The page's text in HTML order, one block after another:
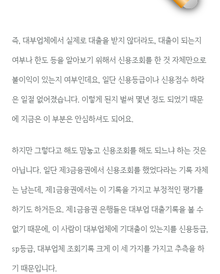
즉, 대부업체에서 실제로 대출을 받지 않더라도, 대출이 되는지
여부나 한도 등을 알아보기 위해서 신용조회를 한 것 자체만으로
불이익이 있는지 여부인데요, 일단 신용등급이나 신용점수 하락
은 일절 없어졌습니다. 이렇게 된지 벌써 몇년 정도 되었기 때문
에 지금은 이 부분은 안심하셔도 되어요.
하지만 그렇다고 해도 맘놓고 신용조회를 해도 되느냐 하는 것은
아닙니다. 일단 제3금융권에서 신용조회를 했었다라는 기록 자체
는 남는데, 제1금융권에서는 이 기록을 가지고 부정적인 평가를
하기도 하거든요. 제1금융권 은행들은 대부업 대출기록을 볼 수
없기 때문에, 이 사람이 대부업체에 기대출이 있는지를 신용등급,
sp등급, 대부업체 조회기록 크게 이 세 가지를 가지고 추측을 하
기 때문입니다.